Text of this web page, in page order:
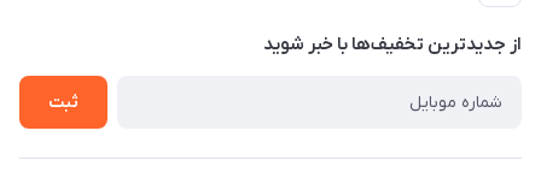
درباره ما
حریم خصوصی
راهنما
از جدید‌ترین تخفیف‌ها با‌ خبر شوید
ثبت